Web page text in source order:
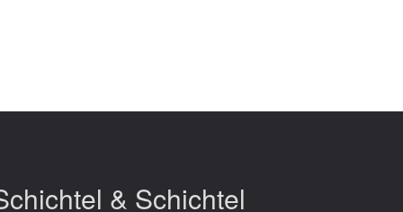
& Schichtel